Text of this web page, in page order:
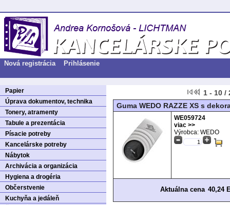
Nová registrácia Prihlásenie
Papier
Úprava dokumentov, technika
Tonery, atramenty
Tabule a prezentácia
Písacie potreby
Kancelárske potreby
Nábytok
Archivácia a organizácia
Hygiena a drogéria
Občerstvenie
Kuchyňa a jedáleň
1 - 10 /
Guma WEDO RAZZE XS s
WE059724
viac >>
Výrobca: WEDO
Aktuálna cena 40,24